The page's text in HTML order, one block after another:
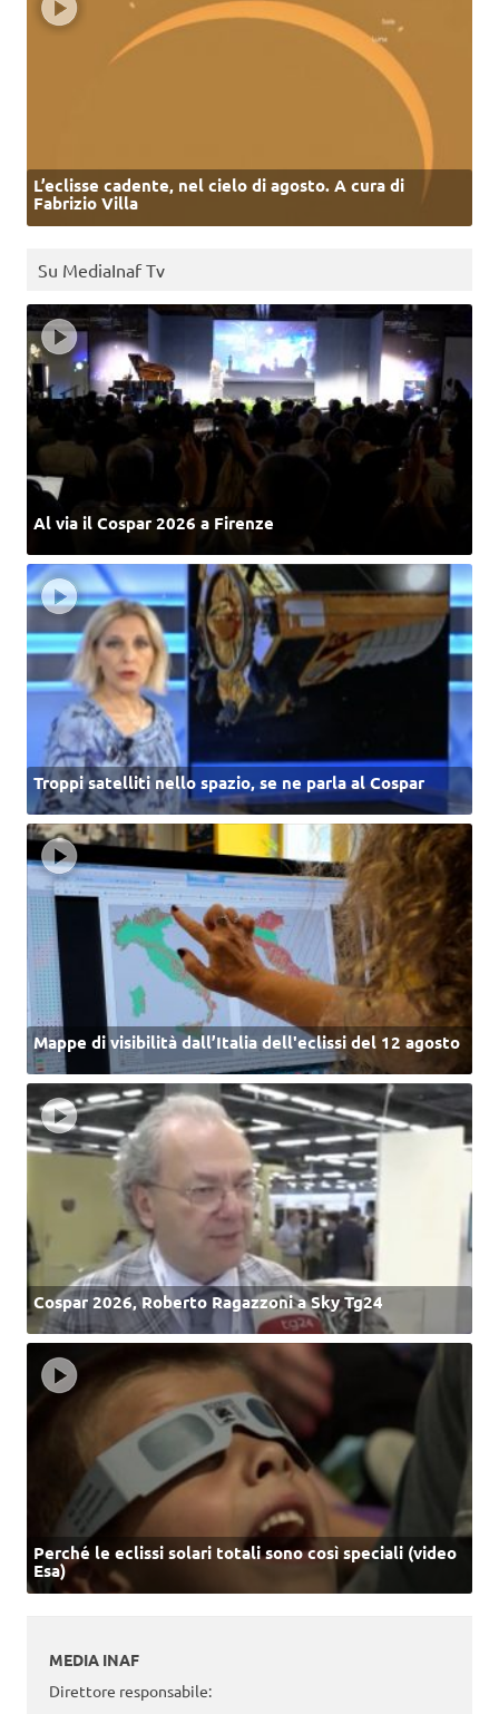
L’eclisse cadente, nel cielo di agosto. A cura di
Fabrizio Villa
Su MediaInaf Tv
Al via il Cospar 2026 a Firenze
Troppi satelliti nello spazio, se ne parla al Cospar
Mappe di visibilità dall’Italia dell'eclissi del 12 agosto
Cospar 2026, Roberto Ragazzoni a Sky Tg24
Perché le eclissi solari totali sono così speciali (video
Esa)
MEDIA INAF
Direttore responsabile: